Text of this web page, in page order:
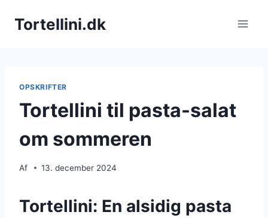
Tortellini.dk
OPSKRIFTER
Tortellini til pasta-salat
om sommeren
Af 13. december 2024
Tortellini: En alsidig pasta